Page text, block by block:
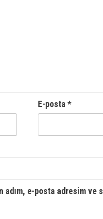
E-posta *
adım, e-posta adresim